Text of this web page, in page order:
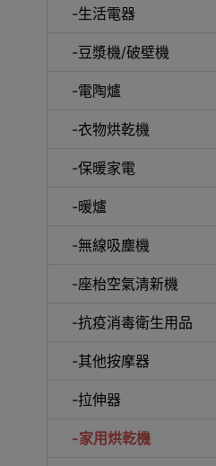
-生活電器
-豆漿機/破壁機
-電陶爐
-衣物烘乾機
-保暖家電
-暖爐
-無線吸塵機
-座枱空氣清新機
-抗疫消毒衛生用品
-其他按摩器
-拉伸器
-家用烘乾機